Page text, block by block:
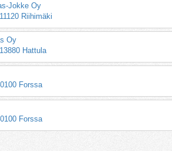
Jokke Oy
Riihimäki
Oy
Hattula
Forssa
Forssa